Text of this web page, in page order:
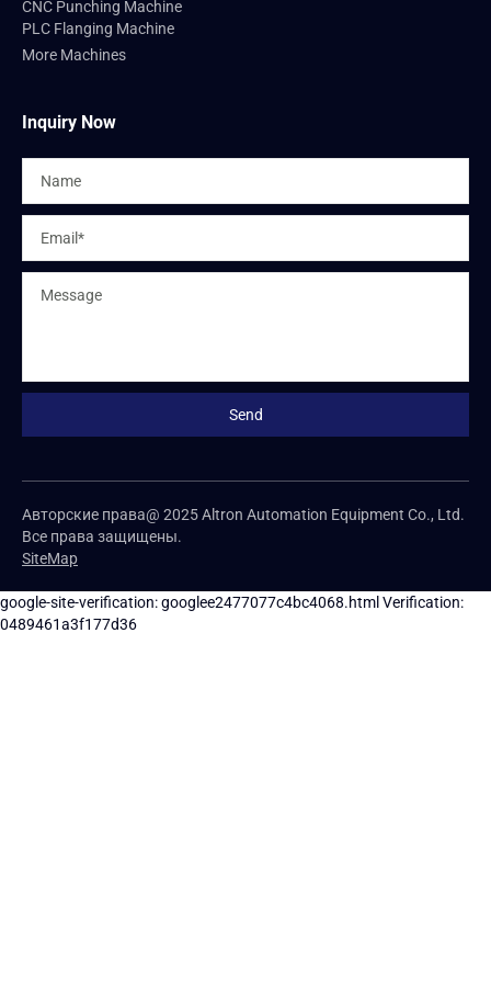
CNC Punching Machine
PLC Flanging Machine
More Machines
Inquiry Now
Авторские права@ 2025 Altron Automation Equipment Co., Ltd.
Все права защищены.
SiteMap
google-site-verification: googlee2477077c4bc4068.html Verification:
0489461a3f177d36